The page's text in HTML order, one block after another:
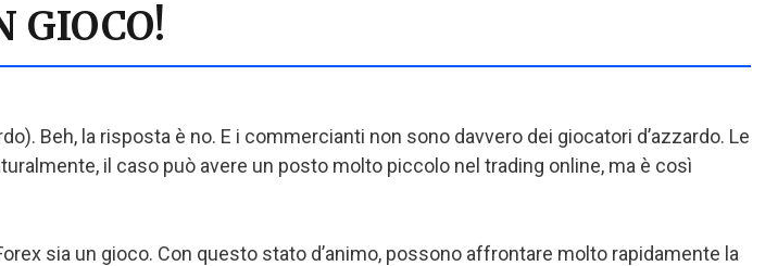
GIOCO!
Beh, la risposta è no. E i commercianti non sono davvero dei giocatori d’azzardo. Le
il caso può avere un posto molto piccolo nel trading online, ma è così
sia un gioco. Con questo stato d’animo, possono affrontare molto rapidamente la